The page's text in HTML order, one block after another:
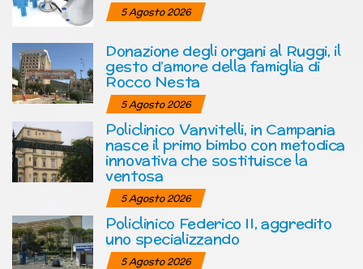
5 Agosto 2026
Donazione degli organi al Ruggi, il
gesto d’amore della famiglia di
Rocco Nesta
5 Agosto 2026
Policlinico Vanvitelli, in Campania
nasce il primo bimbo con metodica
innovativa che sostituisce la
ventosa
5 Agosto 2026
Policlinico Federico II, aggredito
uno specializzando
5 Agosto 2026